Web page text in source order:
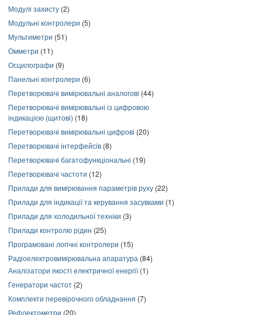
Модулі захисту (2)
Модульні контролери (5)
Мультиметри (51)
Омметри (11)
Осцилографи (9)
Панельні контролери (6)
Перетворювачі вимірювальні аналогові (44)
Перетворювачі вимірювальні із цифровою
індикацією (щитові) (18)
Перетворювачі вимірювальні цифрові (20)
Перетворювачі інтерфейсів (8)
Перетворювачі багатофункціональні (19)
Перетворювачі частоти (12)
Прилади для вимірювання параметрів руху (22)
Прилади для індикації та керування засувками (1)
Прилади для холодильної техніки (3)
Прилади контролю рідин (25)
Програмовані логічні контролери (15)
Радіоелектровимірювальна апаратура (84)
Аналізатори якості електричної енергії(1)
Генератори частот (2)
Комплекти перевірочного обладнання (7)
Рефлектометри (20)